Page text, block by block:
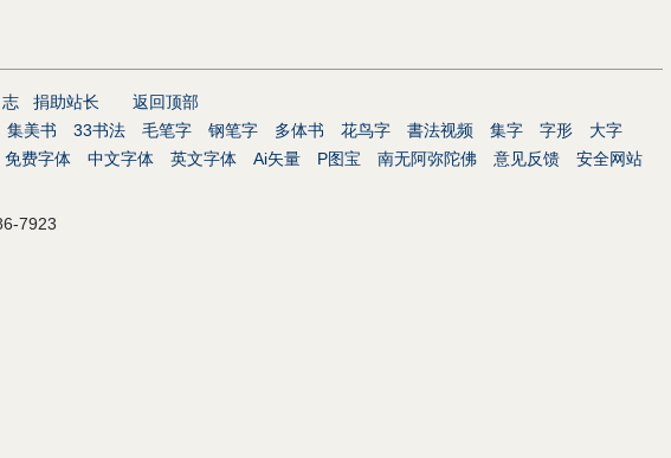
捐助站长
返回顶部
集美书 33书法 毛笔字 钢笔字 多体书 花鸟字 書法视频 集字 字形
大字
免费字体 中文字体 英文字体 Ai矢量 P图宝 南无阿弥陀佛 意见反馈
安全网站
7923